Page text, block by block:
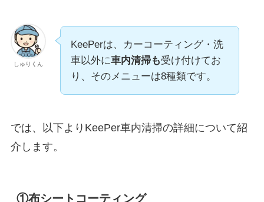
しゅりくん
KeePerは、カーコーティング・洗
車以外に車内清掃も受け付けてお
り、そのメニューは8種類です。
では、以下よりKeePer車内清掃の詳細について紹
介します。
①布シートコーティング